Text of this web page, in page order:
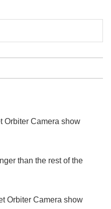
Orbiter Camera show
than the rest of the
Orbiter Camera show